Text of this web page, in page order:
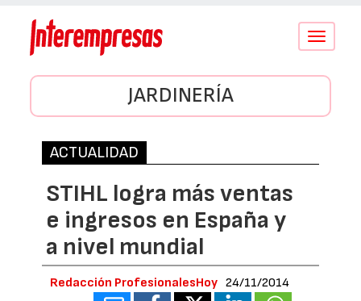
Conmutar
JARDINERÍA
ACTUALIDAD
STIHL logra más ventas
e ingresos en España y
a nivel mundial
Redacción ProfesionalesHoy 24/11/2014